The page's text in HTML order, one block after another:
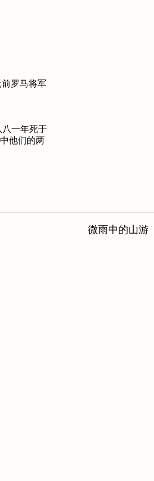
罗马将军
八一年死于
他们的两
微雨中的山游